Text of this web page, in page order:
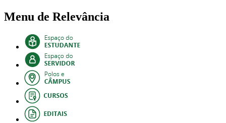
Menu de Relevância